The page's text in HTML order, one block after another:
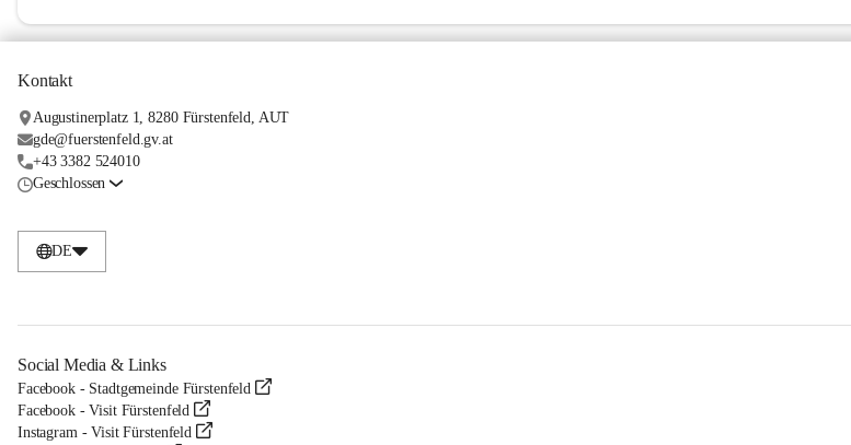
Kontakt
Augustinerplatz 1, 8280 Fürstenfeld, AUT
gde@fuerstenfeld.gv.at
+43 3382 524010
Geschlossen
DE
Social Media & Links
Facebook - Stadtgemeinde Fürstenfeld
Facebook - Visit Fürstenfeld
Instagram - Visit Fürstenfeld